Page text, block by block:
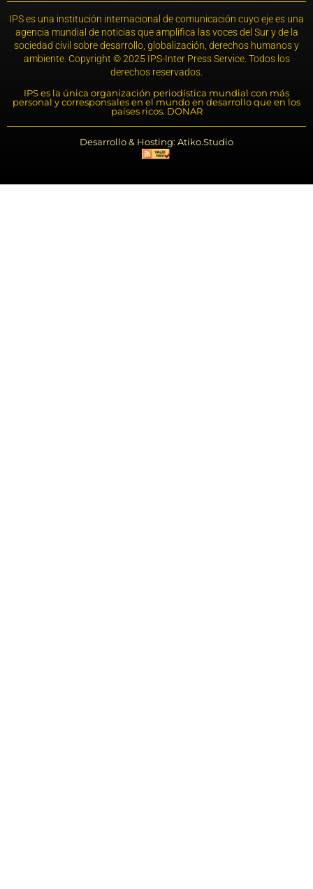
IPS es una institución internacional de comunicación cuyo eje es una
agencia mundial de noticias que amplifica las voces del Sur y de la
sociedad civil sobre desarrollo, globalización, derechos humanos y
ambiente. Copyright © 2025 IPS-Inter Press Service. Todos los
derechos reservados.
IPS es la única organización periodística mundial con más
personal y corresponsales en el mundo en desarrollo que en los
países ricos. DONAR
Desarrollo & Hosting: Atiko.Studio